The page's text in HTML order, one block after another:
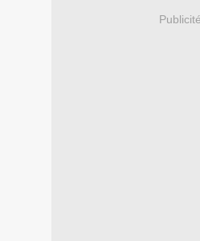
Publicité